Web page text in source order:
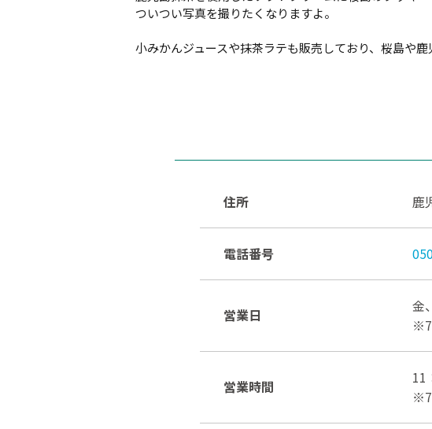
ついつい写真を撮りたくなりますよ。
小みかんジュースや抹茶ラテも販売しており、桜島や鹿
住所 鹿
電話番号
営業日
金
※7
営業時間
11
※7